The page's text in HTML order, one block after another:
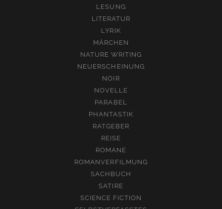
LESUNG
LITERATUR
LYRIK
MÄRCHEN
NATURE WRITING
NEUERSCHEINUNG
NOIR
NOVELLE
PARABEL
PHANTASTIK
RATGEBER
REISE
ROMANE
ROMANVERFILMUNG
SACHBUCH
SATIRE
SCIENCE FICTION